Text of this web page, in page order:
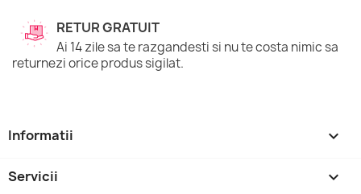
RETUR GRATUIT
Ai 14 zile sa te razgandesti si nu te costa nimic sa
returnezi orice produs sigilat.
Informatii 
Servicii 